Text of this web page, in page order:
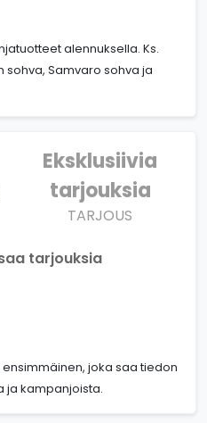
alennuksella. Ks.
sohva, Samvaro sohva ja
Eksklusiivia
tarjouksia
TARJOUS
tarjouksia
ensimmäinen, joka saa tiedon
ja kampanjoista.